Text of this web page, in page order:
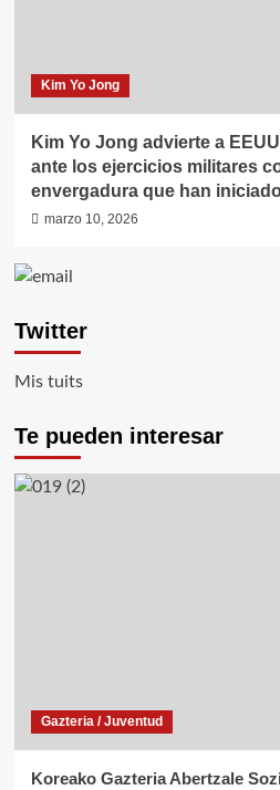
Kim Yo Jong
Kim Yo Jong advierte a
ante los ejercicios militares
envergadura que han
marzo 10, 2026
Twitter
Mis tuits
Te pueden interesar
Gazteria / Juventud
Koreako Gazteria Abertzale